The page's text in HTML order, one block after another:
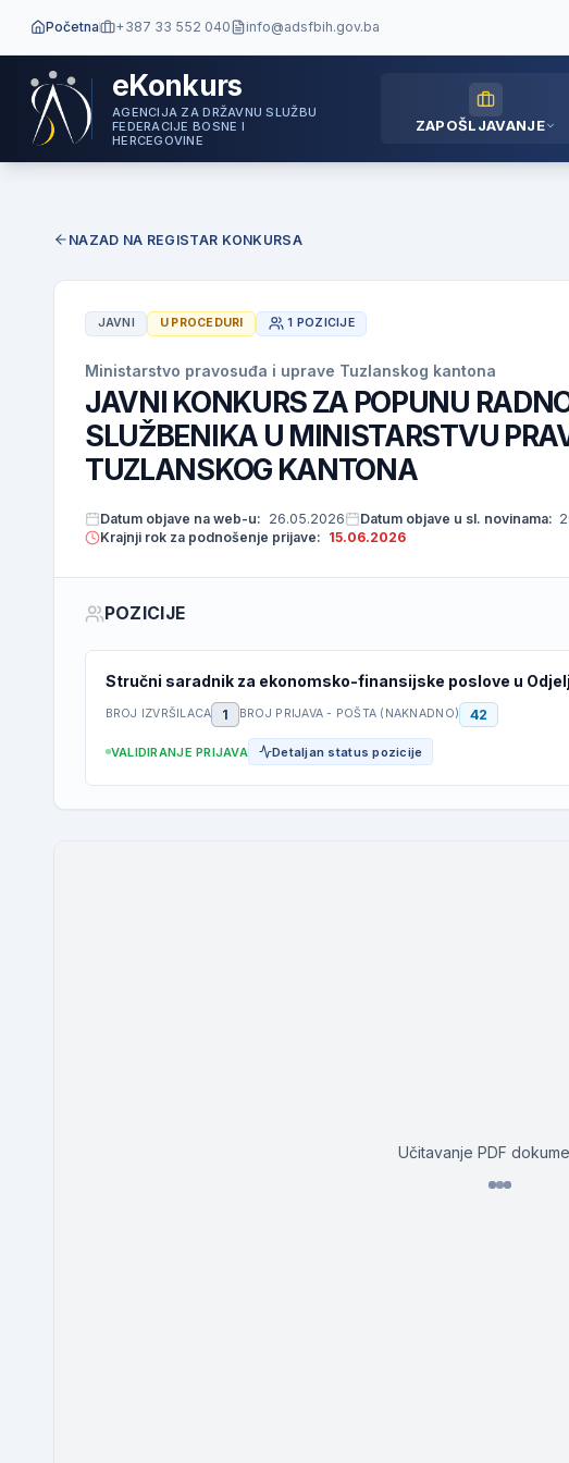
Početna +387 33 552 040 info@adsfbih.gov.ba
eKonkurs
AGENCIJA ZA DRŽAVNU SLUŽBU
FEDERACIJE BOSNE I
HERCEGOVINE
ZAPOŠLJAVANJE
NAZAD NA REGISTAR KONKURSA
JAVNI U PROCEDURI 1 POZICIJE
Ministarstvo pravosuđa i uprave Tuzlanskog kantona
JAVNI KONKURS ZA POPUNU
SLUŽBENIKA U MINISTARSTVU
TUZLANSKOG KANTONA
Datum objave na web-u: 26.05.2026 Datum objave u sl. novinama:
Krajnji rok za podnošenje prijave: 15.06.2026
POZICIJE
Stručni saradnik za ekonomsko-finansijske poslove u
BROJ IZVRŠILACA 1 BROJ PRIJAVA - POŠTA (NAKNADNO) 42
VALIDIRANJE PRIJAVA Detaljan status pozicije
Učitavanje PDF